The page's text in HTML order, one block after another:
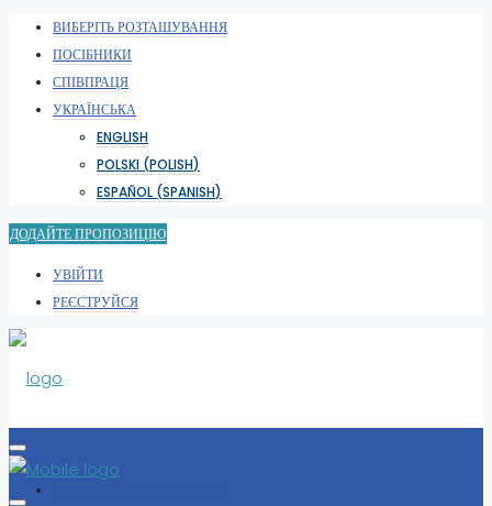
ВИБЕРІТЬ РОЗТАШУВАННЯ
ПОСІБНИКИ
СПІВПРАЦЯ
УКРАЇНСЬКА
ENGLISH
POLSKI (POLISH)
ESPAÑOL (SPANISH)
ДОДАЙТЕ ПРОПОЗИЦІЮ
УВІЙТИ
РЕЄСТРУЙСЯ